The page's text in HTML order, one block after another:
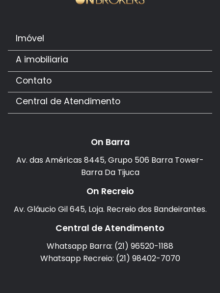
Imóvel
A imobiliaria
Contato
Central de Atendimento
On Barra
Av. das Américas 8445, Grupo 506 Barra Tower-
Barra Da Tijuca
On Recreio
Av. Gláucio Gil 645, Loja. Recreio dos Bandeirantes.
Central de Atendimento
Whatsapp Barra: (21) 96520-1188
Whatsapp Recreio: (21) 98402-7070